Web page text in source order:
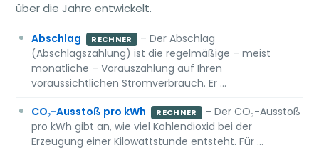
über die Jahre entwickelt.
Abschlag RECHNER
– Der Abschlag
(Abschlagszahlung) ist die regelmäßige – meist
monatliche – Vorauszahlung auf Ihren
voraussichtlichen Stromverbrauch. Er …
CO₂-Ausstoß pro kWh
RECHNER
– Der CO₂-Ausstoß
pro kWh gibt an, wie viel Kohlendioxid bei der
Erzeugung einer Kilowattstunde entsteht. Für …